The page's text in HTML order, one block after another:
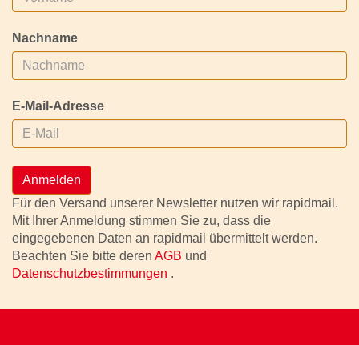
Nachname
E-Mail-Adresse
Anmelden
Für den Versand unserer Newsletter nutzen wir rapidmail.
Mit Ihrer Anmeldung stimmen Sie zu, dass die
eingegebenen Daten an rapidmail übermittelt werden.
Beachten Sie bitte deren AGB und
Datenschutzbestimmungen .